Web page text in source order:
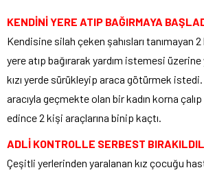
KENDİNİ YERE ATIP BAĞIRMAYA
Kendisine silah çeken şahısları tanımayan
yere atıp bağırarak yardım istemesi
kızı yerde sürükleyip araca götürmek istedi.
aracıyla geçmekte olan bir kadın korna
edince 2 kişi araçlarına binip kaçtı.
ADLİ KONTROLLE SERBEST
Çeşitli yerlerinden yaralanan kız çocuğu